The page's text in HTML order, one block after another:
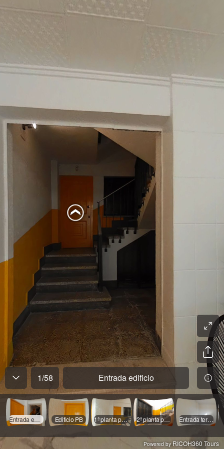
1/58 Entrada edificio
Entrada edificio Edificio PB 1ª planta puerta 1 2ª planta puerta 2 y 3 Entrada terraza
Powered byRICOH360 Tours